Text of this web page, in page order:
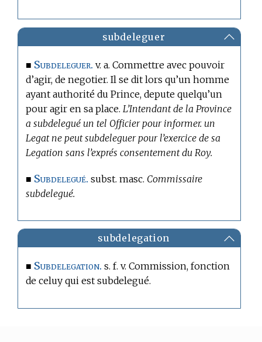
subdeleguer
■ Subdeleguer. v. a. Commettre avec pouvoir
d’agir, de negotier. Il se dit lors qu’un homme
ayant authorité du Prince, depute quelqu’un
pour agir en sa place. L’Intendant de la Province
a subdelegué un tel Officier pour informer. un
Legat ne peut subdeleguer pour l’exercice de sa
Legation sans l’exprés consentement du Roy.
■ Subdelegué. subst. masc. Commissaire
subdelegué.
subdelegation
■ Subdelegation. s. f. v. Commission, fonction
de celuy qui est subdelegué.